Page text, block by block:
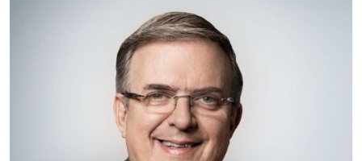
HERRAMIENTAS DE TORQUE
Especificaciones:
TORQUE CONTROLADO,
MECANICOS, ELECTRONICOS,
DIGITALES, MULTIPLICADORES,
PARA PUNTAS,